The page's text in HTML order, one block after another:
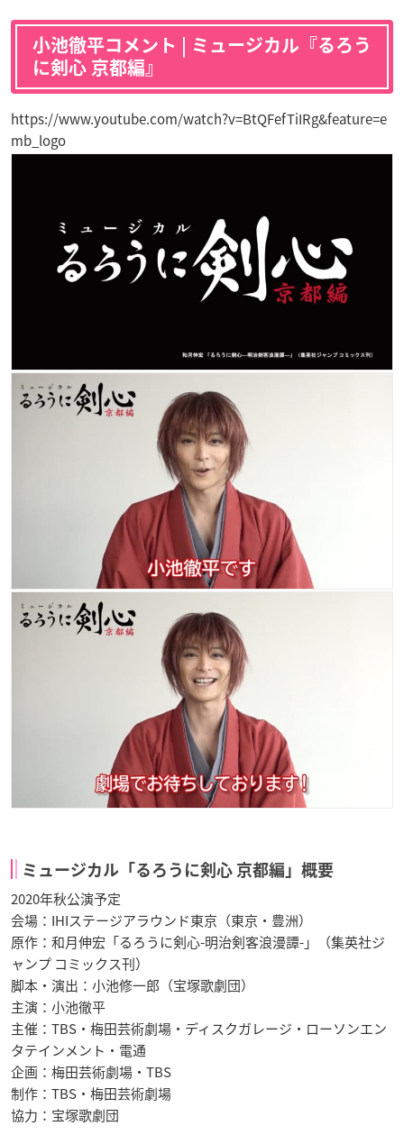
小池徹平コメント | ミュージカル『るろう
に剣心 京都編』
https://www.youtube.com/watch?v=BtQFefTiIRg&feature=e
mb_logo
ミュージカル「るろうに剣心 京都編」概要
2020年秋公演予定
会場：IHIステージアラウンド東京（東京・豊洲）
原作：和月伸宏「るろうに剣心-明治剣客浪漫譚-」（集英社ジ
ャンプ コミックス刊）
脚本・演出：小池修一郎（宝塚歌劇団）
主演：小池徹平
主催：TBS・梅田芸術劇場・ディスクガレージ・ローソンエン
タテインメント・電通
企画：梅田芸術劇場・TBS
制作：TBS・梅田芸術劇場
協力：宝塚歌劇団